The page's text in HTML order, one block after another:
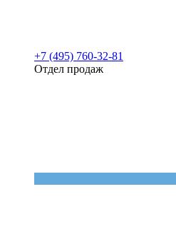
+7 (495) 760-32-81
Отдел продаж